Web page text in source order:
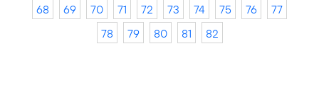
68
69 70 71 72 73 74 75 76
77
78
79 80 81 82